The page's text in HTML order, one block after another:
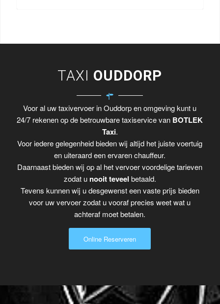
TAXI OUDDORP
Voor al uw taxivervoer in Ouddorp en omgeving kunt u
24/7 rekenen op de betrouwbare taxiservice van BOTLEK
Taxi.
Voor iedere gelegenheid bieden wij altijd het juiste voertuig
en uiteraard een ervaren chauffeur.
Daarnaast bieden wij op al het vervoer voordelige tarieven
zodat u nooit teveel betaald.
Tevens kunnen wij u desgewenst een vaste prijs bieden
voor uw vervoer zodat u vooraf precies weet wat u
achteraf moet betalen.
Online Reserveren